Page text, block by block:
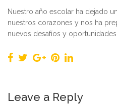
Nuestro año escolar ha dejado
nuestros corazones y nos ha
nuevos desafíos y oportunidades.
Leave a Reply